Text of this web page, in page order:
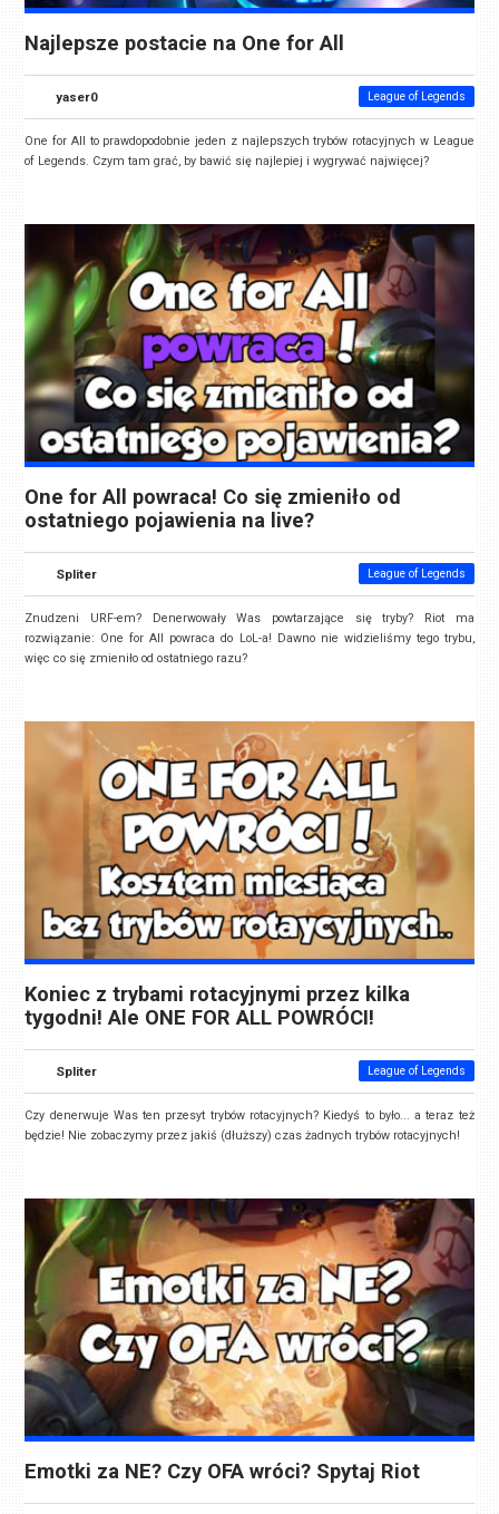
Najlepsze postacie na One for All
yaser0 League of Legends
One for All to prawdopodobnie jeden z najlepszych trybów rotacyjnych w League
of Legends. Czym tam grać, by bawić się najlepiej i wygrywać najwięcej?
One for All powraca! Co się zmieniło od
ostatniego pojawienia na live?
Spliter League of Legends
Znudzeni URF-em? Denerwowały Was powtarzające się tryby? Riot ma
rozwiązanie: One for All powraca do LoL-a! Dawno nie widzieliśmy tego trybu,
więc co się zmieniło od ostatniego razu?
Koniec z trybami rotacyjnymi przez kilka
tygodni! Ale ONE FOR ALL POWRÓCI!
Spliter League of Legends
Czy denerwuje Was ten przesyt trybów rotacyjnych? Kiedyś to było... a teraz też
będzie! Nie zobaczymy przez jakiś (dłuższy) czas żadnych trybów rotacyjnych!
Emotki za NE? Czy OFA wróci? Spytaj Riot